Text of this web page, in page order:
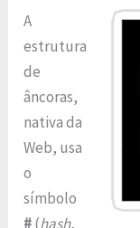
A
estrutura
de
âncoras,
nativa da
Web, usa
o
símbolo
#(hash,